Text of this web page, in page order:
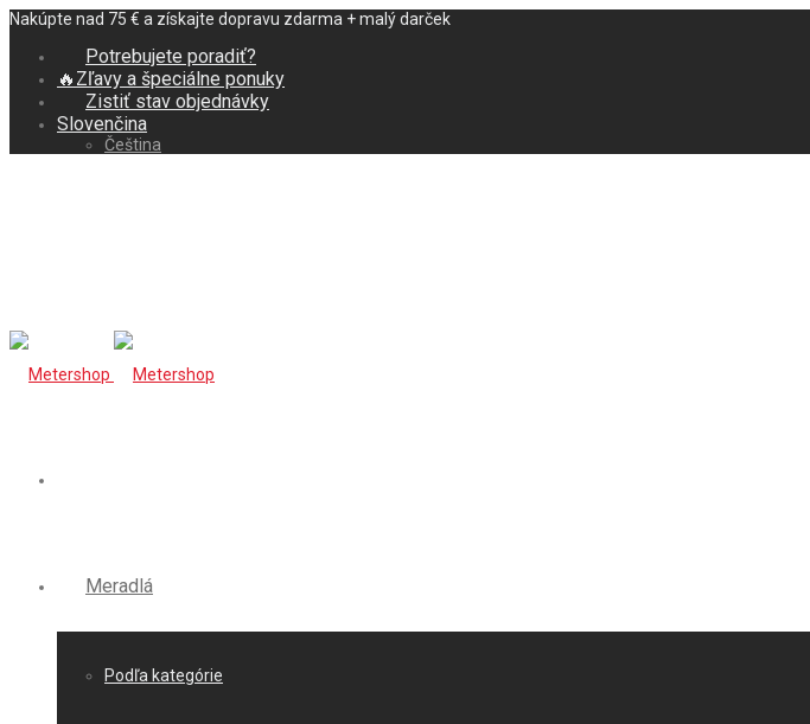
Nakúpte nad 75 € a získajte dopravu zdarma + malý darček
Potrebujete poradiť?
🔥Zľavy a špeciálne ponuky
Zistiť stav objednávky
Slovenčina
Čeština
Meradlá
Podľa kategórie